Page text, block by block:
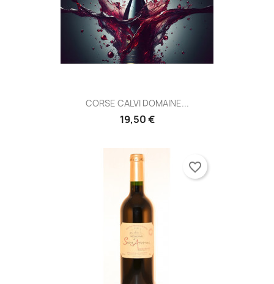
CORSE CALVI DOMAINE...
19,50 €
favorite_border